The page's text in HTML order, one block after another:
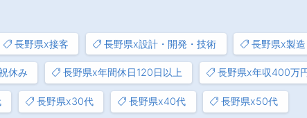
長野県x接客 長野県x設計・開発・技術 長野県x製
休み 長野県x年間休日120日以上 長野県x年収400万
長野県x30代 長野県x40代 長野県x50代